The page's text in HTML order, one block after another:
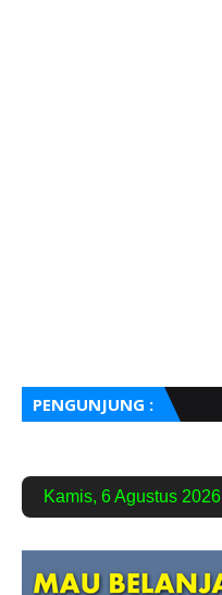
PENGUNJUNG :
Kamis, 6 Agustus 2026